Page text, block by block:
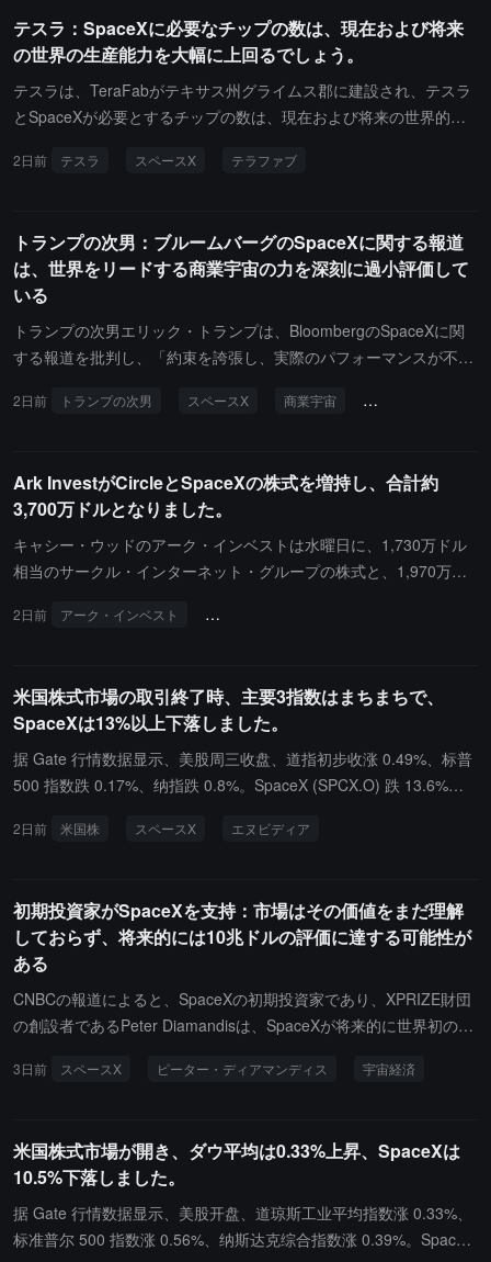
計画に集まっています。短期的には資本支出の圧力に直面していま
すが、アナリストは、同社がロケット打ち上げ、Starlink衛星ネッ
トワーク、及び商業宇宙産業において持つリーディングポジション
が、長期的な評価を支える重要な要素であると考えています。今回
の信頼を検証する重要なイベントとなりました。株価は大幅な変動
テスラ：SpaceXに必要なチップの数は、現在および将来
の世界の生産能力を大幅に上回るでしょう。
テスラは、TeraFabがテキサス州グライムス郡に建設され、テスラ
とSpaceXが必要とするチップの数は、現在および将来の世界的な
2日前 テスラ スペースX テラファブ
トランプの次男：ブルームバーグのSpaceXに関する報道
は、世界をリードする商業宇宙の力を深刻に過小評価して
いる
トランプの次男エリック・トランプは、BloombergのSpaceXに関
する報道を批判し、「約束を誇張し、実際のパフォーマンスが不足
べ、報道の質が低いと非難しました。エリック・トランプは、Spac
ると述べました。彼は、民間の宇宙企業の打ち上げ能力が世界の他
の国々を超え、さらには二大宇宙大国をもリードしていると主張し
ました。彼はまた、SpaceXのファルコン9ロケットが2025年に約1
65回の成功した打ち上げを完了し、ゼロ失敗の記録を維持し、再利
た。エリック・トランプは、SpaceXが打ち上げコストを削減し、
成果を正確に反映していないと批判しました。この発言は、Bloom
bergのSpaceXに関する報道への不満から生じたものですが、Spac
eXの実際の市場シェア、世界的な打ち上げの占有率、今後の発展の
見通しは、業界機関やアナリストによって引き続き注目されていま
2日前 トランプの次男 スペースX 商業宇宙 ブルームバーグ
Ark InvestがCircleとSpaceXの株式を増持し、合計約
3,700万ドルとなりました。
キャシー・ウッドのアーク・インベストは水曜日に、1,730万ドル
相当のサークル・インターネット・グループの株式と、1,970万ド
の株は0.05%上昇し、63.28ドルで取引されました；スペースX関連
2日前 アーク・インベスト サークル・インターネット・グループ
米国株式市場の取引終了時、主要3指数はまちまちで、
SpaceXは13%以上下落しました。
据 Gate 行情数据显示、美股周三收盘、道指初步收涨 0.49%、标普
500 指数跌 0.17%、纳指跌 0.8%。SpaceX (SPCX.O) 跌 13.6%。
D.O) 跌 7%、闪迪 (SNDK.O) 跌 5%。纳斯达克中国金龙指数收跌 1.
2日前 米国株 スペースX エヌビディア
初期投資家がSpaceXを支持：市場はその価値をまだ理解
しておらず、将来的には10兆ドルの評価に達する可能性が
ある
CNBCの報道によると、SpaceXの初期投資家であり、XPRIZE財団
の創設者であるPeter Diamandisは、SpaceXが将来的に世界初の時
Diamandisは、現在市場がSpaceXの価値を評価する正しい方法を見
長期的な成長の可能性をもたらすかもしれないと述べています。Sp
aceXの核心的な価値は、再利用可能なロケット事業だけでなく、St
arlink衛星インターネット、将来の月面および火星探査計画、そし
て宇宙インフラを中心に構築される新しい経済システムにもありま
3日前 スペースX ピーター・ディアマンディス 宇宙経済
米国株式市場が開き、ダウ平均は0.33%上昇、SpaceXは
10.5%下落しました。
据 Gate 行情数据显示、美股开盘、道琼斯工业平均指数涨 0.33%、
标准普尔 500 指数涨 0.56%、纳斯达克综合指数涨 0.39%。SpaceX